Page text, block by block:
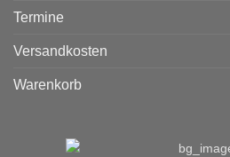
Termine
Versandkosten
Warenkorb